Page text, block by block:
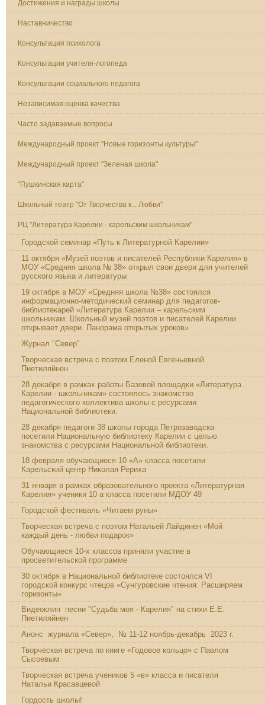
Достижения и награды школы
Наставничество
Консультация психолога
Консультации учителя-логопеда
Консультации социального педагога
Независимая оценка качества
Часто задаваемые вопросы
Международный проект "Новые горизонты культуры"
Международный проект "Зеленая школа"
"Пушкинская карта"
Школьный театр "От Творчества к... Любви"
РЦ "Литература Карелии - карельским школьникам"
Городской семинар «Путь к Литературной Карелии»
11 октября «Музей поэтов и писателей Республики Карелия» в
МОУ «Средняя школа № 38» открыл свои двери для учителей
русского языка и литературы
19 октября в МОУ «Средняя школа №38» состоялся
информационно-методический семинар для педагогов-
библиотекарей «Литература Карелии – карельским
школьникам. Школьный музей поэтов и писателей Карелии
открывает двери. Панорама открытых уроков»
Журнал "Север"
Творческая встреча с поэтом Еленой Евгеньевной
Пиетиляйнен
28 декабря в рамках работы Базовой площадки «Литература
Карелии - школьникам» состоялось знакомство
педагогического коллектива школы с ресурсами
Национальной библиотеки.
28 декабря педагоги 38 школы города Петрозаводска
посетили Национальную библиотеку Карелии с целью
знакомства с ресурсами Национальной библиотеки.
18 февраля обучающиеся 10 «А» класса посетили
Карельский центр Николая Рериха
31 января в рамках образовательного проекта «Литературная
Карелия» ученики 10 а класса посетили МДОУ 49
Городской фестиваль «Читаем руны»
Творческая встреча с поэтом Натальей Лайдинен «Мой
каждый день - любви подарок»
Обучающиеся 10-х классов приняли участие в
просветительской программе
30 октября в Национальной библиотеке состоялся VI
городской конкурс чтецов «Сунгуровские чтения: Расширяем
горизонты»
Видеоклип песни "Судьба моя - Карелия" на стихи Е.Е.
Пиетиляйнен
Анонс журнала «Север», № 11-12 ноябрь-декабрь 2023 г.
Творческая встреча по книге «Годовое кольцо» с Павлом
Сысоевым
Творческая встреча учеников 5 «в» класса и писателя
Натальи Красавцевой
Гордость школы!